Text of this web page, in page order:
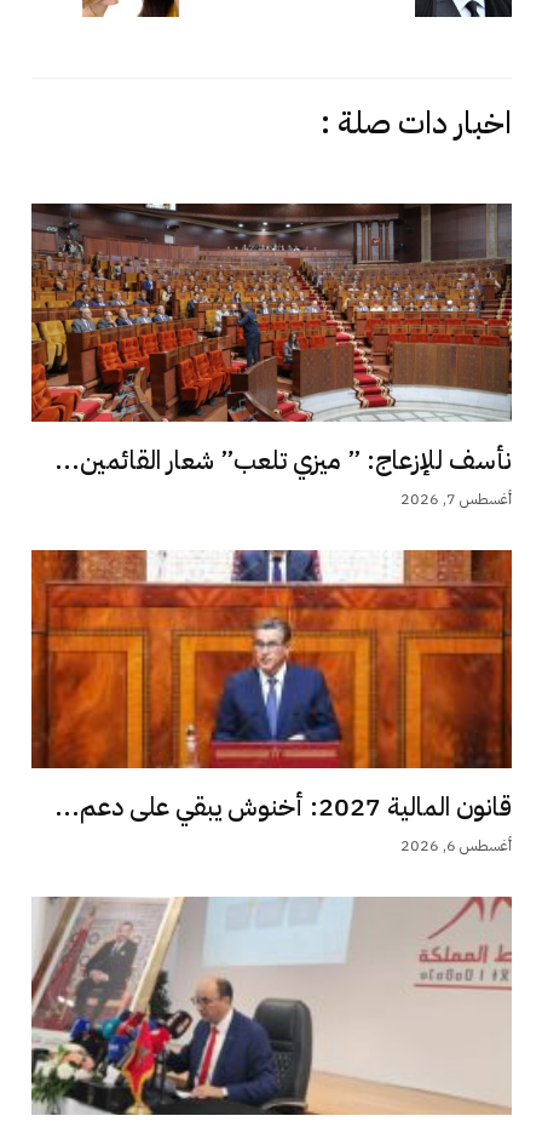
اخبار دات صلة :
نأسف للإزعاج: ” ميزي تلعب” شعار القائمين...
أغسطس 7, 2026
قانون المالية 2027: أخنوش يبقي على دعم...
أغسطس 6, 2026